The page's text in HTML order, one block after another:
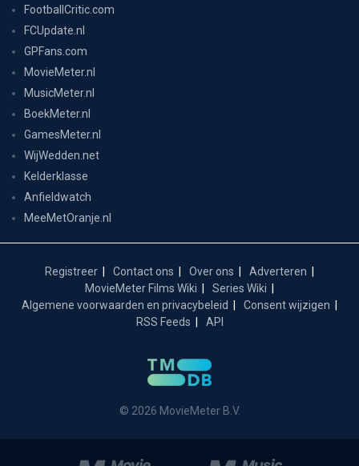
FootballCritic.com
FCUpdate.nl
GPFans.com
MovieMeter.nl
MusicMeter.nl
BoekMeter.nl
GamesMeter.nl
WijWedden.net
Kelderklasse
Anfieldwatch
MeeMetOranje.nl
Registreer Contact ons Over ons
Adverteren
MovieMeter Films Wiki
Series Wiki
Algemene voorwaarden en privacybeleid
Consent wijzigen
RSS Feeds
API
© 2026 MovieMeter B.V.